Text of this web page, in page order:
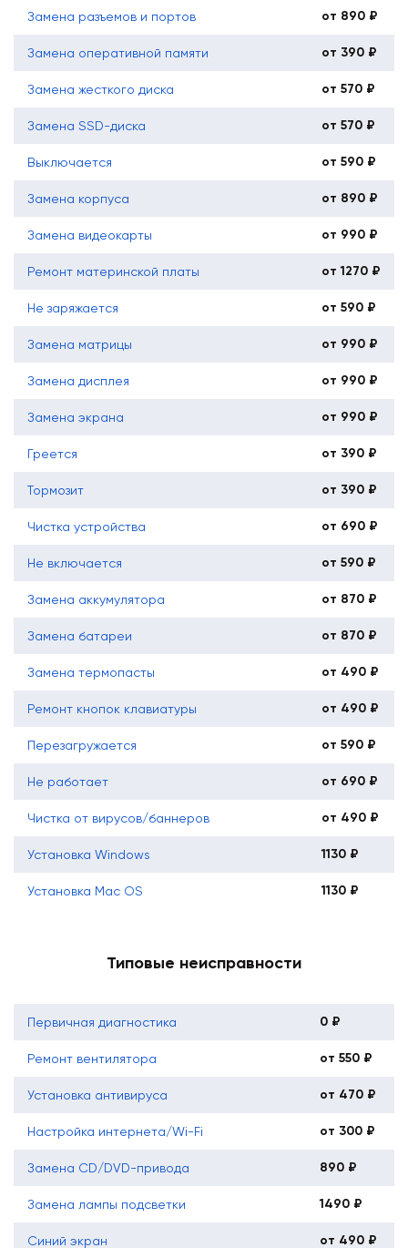
Замена разъемов и портов от 890 ₽
Замена оперативной памяти от 390 ₽
Замена жесткого диска от 570 ₽
Замена SSD-диска от 570 ₽
Выключается от 590 ₽
Замена корпуса от 890 ₽
Замена видеокарты от 990 ₽
Ремонт материнской платы от 1270 ₽
Не заряжается от 590 ₽
Замена матрицы от 990 ₽
Замена дисплея от 990 ₽
Замена экрана от 990 ₽
Греется от 390 ₽
Тормозит от 390 ₽
Чистка устройства от 690 ₽
Не включается от 590 ₽
Замена аккумулятора от 870 ₽
Замена батареи от 870 ₽
Замена термопасты от 490 ₽
Ремонт кнопок клавиатуры от 490 ₽
Перезагружается от 590 ₽
Не работает от 690 ₽
Чистка от вирусов/баннеров от 490 ₽
Установка Windows 1130 ₽
Установка Mac OS 1130 ₽
Типовые неисправности
Первичная диагностика 0 ₽
Ремонт вентилятора от 550 ₽
Установка антивируса от 470 ₽
Настройка интернета/Wi-Fi от 300 ₽
Замена CD/DVD-привода 890 ₽
Замена лампы подсветки 1490 ₽
Синий экран от 490 ₽